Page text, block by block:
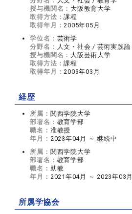
授与機関名： 大阪教育大学
取得方法：課程
取得年月： 2005年05月
学位名： 芸術学
分野名： 人文・社会 / 芸術実践論
授与機関名： 大阪芸術大学
取得方法：課程
取得年月： 2003年03月
経歴
所属： 関西学院大学
部署名： 教育学部
職名： 准教授
年月： 2023年04月 ～ 継続中
所属： 関西学院大学
部署名： 教育学部
職名： 助教
年月： 2021年04月 ～ 2023年03月
所属学協会